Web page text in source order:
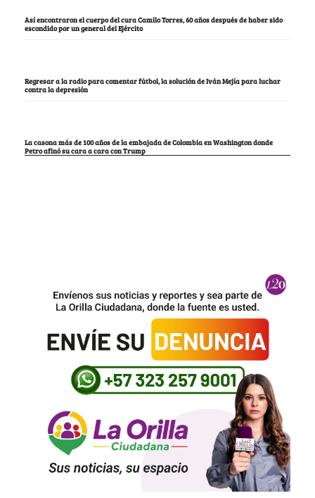
Así encontraron el cuerpo del cura Camilo Torres, 60 años después de haber sido
escondido por un general del Ejército
Regresar a la radio para comentar fútbol, la solución de Iván Mejía para luchar
contra la depresión
La casona más de 100 años de la embajada de Colombia en Washington donde
Petro afinó su cara a cara con Trump